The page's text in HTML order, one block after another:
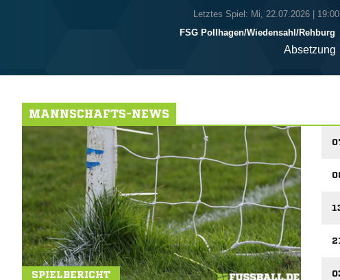
Letztes Spiel: Mi, 22.07.2026|
FSG Pollhagen/​Wiedensahl/​Rehburg
Absetzung
MANNSCHAFTS-NEWS
SPIELBERICHT